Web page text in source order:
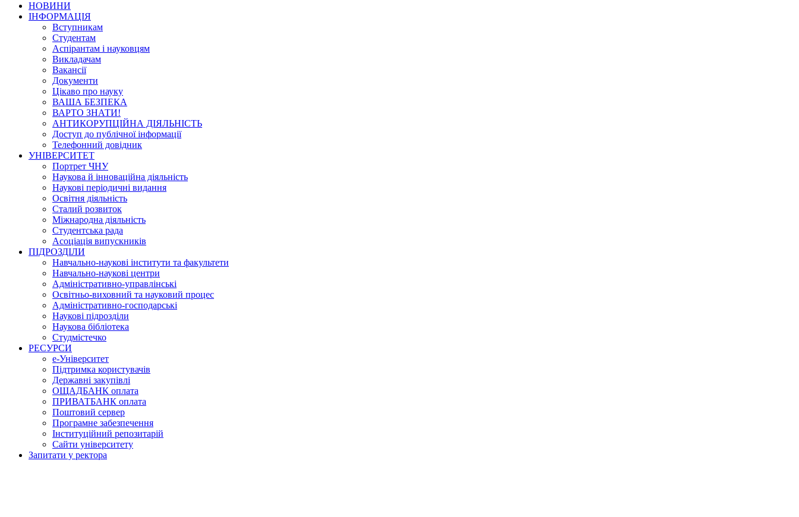
НОВИНИ
ІНФОРМАЦІЯ
Вступникам
Студентам
Аспірантам і науковцям
Викладачам
Вакансії
Документи
Цікаво про науку
ВАША БЕЗПЕКА
ВАРТО ЗНАТИ!
АНТИКОРУПЦІЙНА ДІЯЛЬНІСТЬ
Доступ до публічної інформації
Телефонний довідник
УНІВЕРСИТЕТ
Портрет ЧНУ
Наукова й інноваційна діяльність
Наукові періодичні видання
Освітня діяльність
Сталий розвиток
Міжнародна діяльність
Студентська рада
Асоціація випускників
ПІДРОЗДІЛИ
Навчально-наукові інститути та факультети
Навчально-наукові центри
Адміністративно-управлінські
Освітньо-виховний та науковий процес
Адміністративно-господарські
Наукові підрозділи
Наукова бібліотека
Студмістечко
РЕСУРСИ
е-Університет
Підтримка користувачів
Державні закупівлі
ОЩАДБАНК оплата
ПРИВАТБАНК оплата
Поштовий сервер
Програмне забезпечення
Інституційний репозитарій
Сайти університету
Запитати у ректора